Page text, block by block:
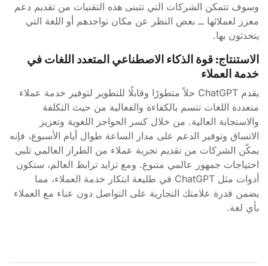
وسوف تتمكن الشركات التي تتبنى هذه التقنيات من تقديم دعم
معزز لعملائها ــ بغض النظر عن مكان تواجدهم أو اللغة التي
يتحدثون بها.
الاستنتاج: قوة الذكاء الاصطناعي المتعدد اللغات في
خدمة العملاء
يقدم ChatGPT حلاً متطورًا وقابلًا للتطوير لتوفير خدمة عملاء
متعددة اللغات تتسم بالكفاءة والفعالية من حيث التكلفة
والاستجابة العالية. من خلال كسر الحواجز اللغوية وتعزيز
الاتساق وتوفير الدعم على مدار الساعة طوال أيام الأسبوع، فإنه
يمكّن الشركات من تقديم تجربة عملاء من الطراز العالمي تلبي
احتياجات جمهور عالمي متنوع. ومع تزايد ترابط العالم، ستكون
أدوات مثل ChatGPT في طليعة ابتكار خدمة العملاء، مما
يضمن قدرة علامتك التجارية على التواصل دون عناء مع العملاء
بأي لغة.